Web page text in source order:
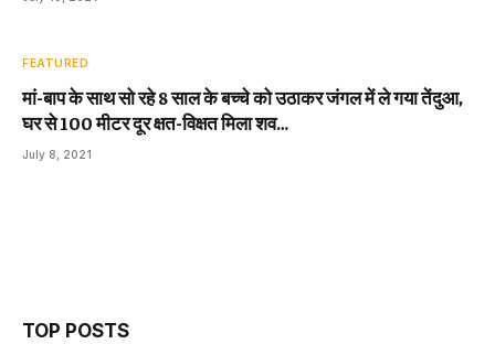
FEATURED
मां-बाप के साथ सो रहे 8 साल के बच्चे को उठाकर जंगल में ले गया तेंदुआ,
घर से 100 मीटर दूर क्षत-विक्षत मिला शव…
July 8, 2021
TOP POSTS